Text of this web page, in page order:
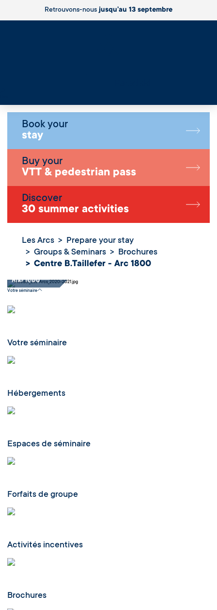
Retrouvons-nousjusqu’au 13 septembre
Book your
stay
Buy your
VTT & pedestrian pass
Discover
30 summer activities
Les Arcs
Prepare your stay
Groups & Seminars
Brochures
Centre B.Taillefer - Arc 1800
Centre
Arc 1800
Votre séminaire
Votre séminaire
Hébergements
Espaces de séminaire
Forfaits de groupe
Activités incentives
Brochures